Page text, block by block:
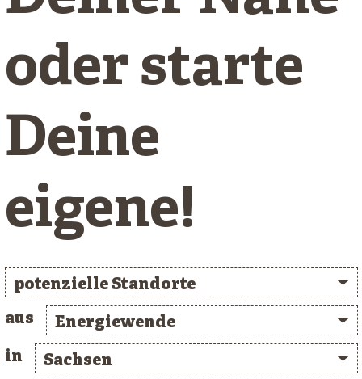
oder starte
Deine
eigene!
potenzielle Standorte
aus
Energiewende
in
Sachsen